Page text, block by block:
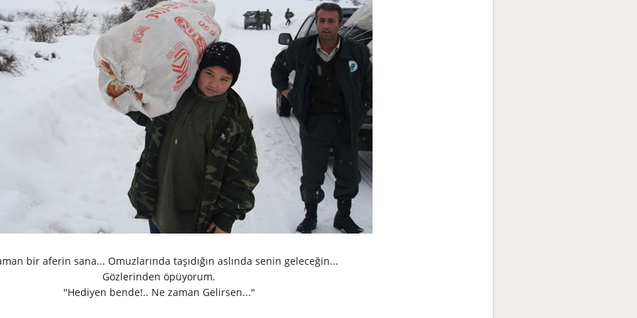
bir aferin sana... Omuzlarında taşıdığın aslında senin geleceğin...
Gözlerinden öpüyorum.
"Hediyen bende!.. Ne zaman Gelirsen..."